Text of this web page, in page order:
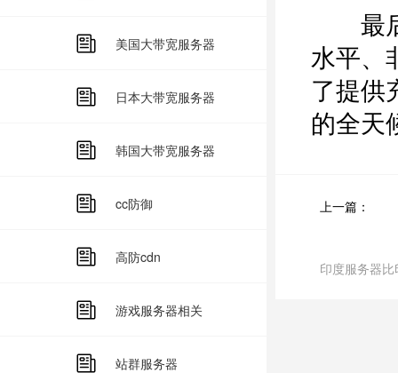
美国大带宽服务器
日本大带宽服务器
韩国大带宽服务器
cc防御
高防cdn
游戏服务器相关
站群服务器
最后
水平、
了提供
的全天
上一篇：
印度服务器